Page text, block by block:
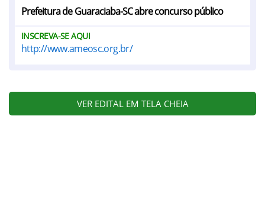
Prefeitura de Guaraciaba-SC abre concurso público
INSCREVA-SE AQUI
http://www.ameosc.org.br/
VER EDITAL EM TELA CHEIA